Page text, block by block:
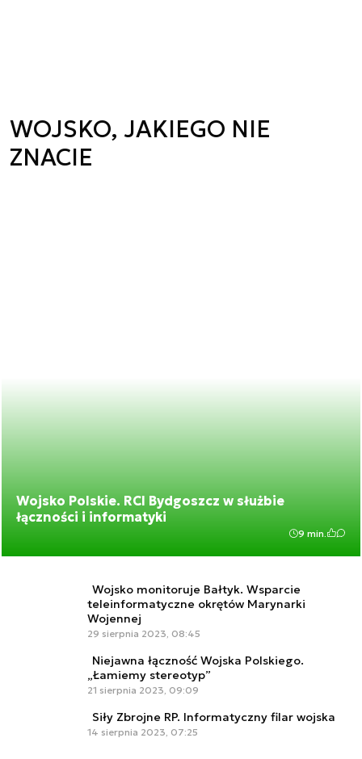
WOJSKO, JAKIEGO NIE
ZNACIE
Wojsko Polskie. RCI Bydgoszcz w służbie
łączności i informatyki
9 min.
Wojsko monitoruje Bałtyk. Wsparcie
teleinformatyczne okrętów Marynarki
Wojennej
29 sierpnia 2023, 08:45
Niejawna łączność Wojska Polskiego.
„Łamiemy stereotyp”
21 sierpnia 2023, 09:09
Siły Zbrojne RP. Informatyczny filar wojska
14 sierpnia 2023, 07:25